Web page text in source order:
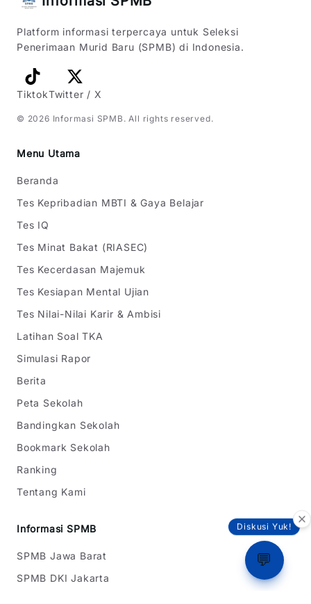
Diskusi Yuk!
💬
Platform informasi terpercaya untuk Seleksi
Penerimaan Murid Baru (SPMB) di Indonesia.
TiktokTwitter / X
© 2026 Informasi SPMB . All rights reserved.
Menu Utama
Beranda
Tes Kepribadian MBTI & Gaya Belajar
Tes IQ
Tes Minat Bakat (RIASEC)
Tes Kecerdasan Majemuk
Tes Kesiapan Mental Ujian
Tes Nilai-Nilai Karir & Ambisi
Latihan Soal TKA
Simulasi Rapor
Berita
Peta Sekolah
Bandingkan Sekolah
Bookmark Sekolah
Ranking
Tentang Kami
Informasi SPMB
SPMB Jawa Barat
SPMB DKI Jakarta